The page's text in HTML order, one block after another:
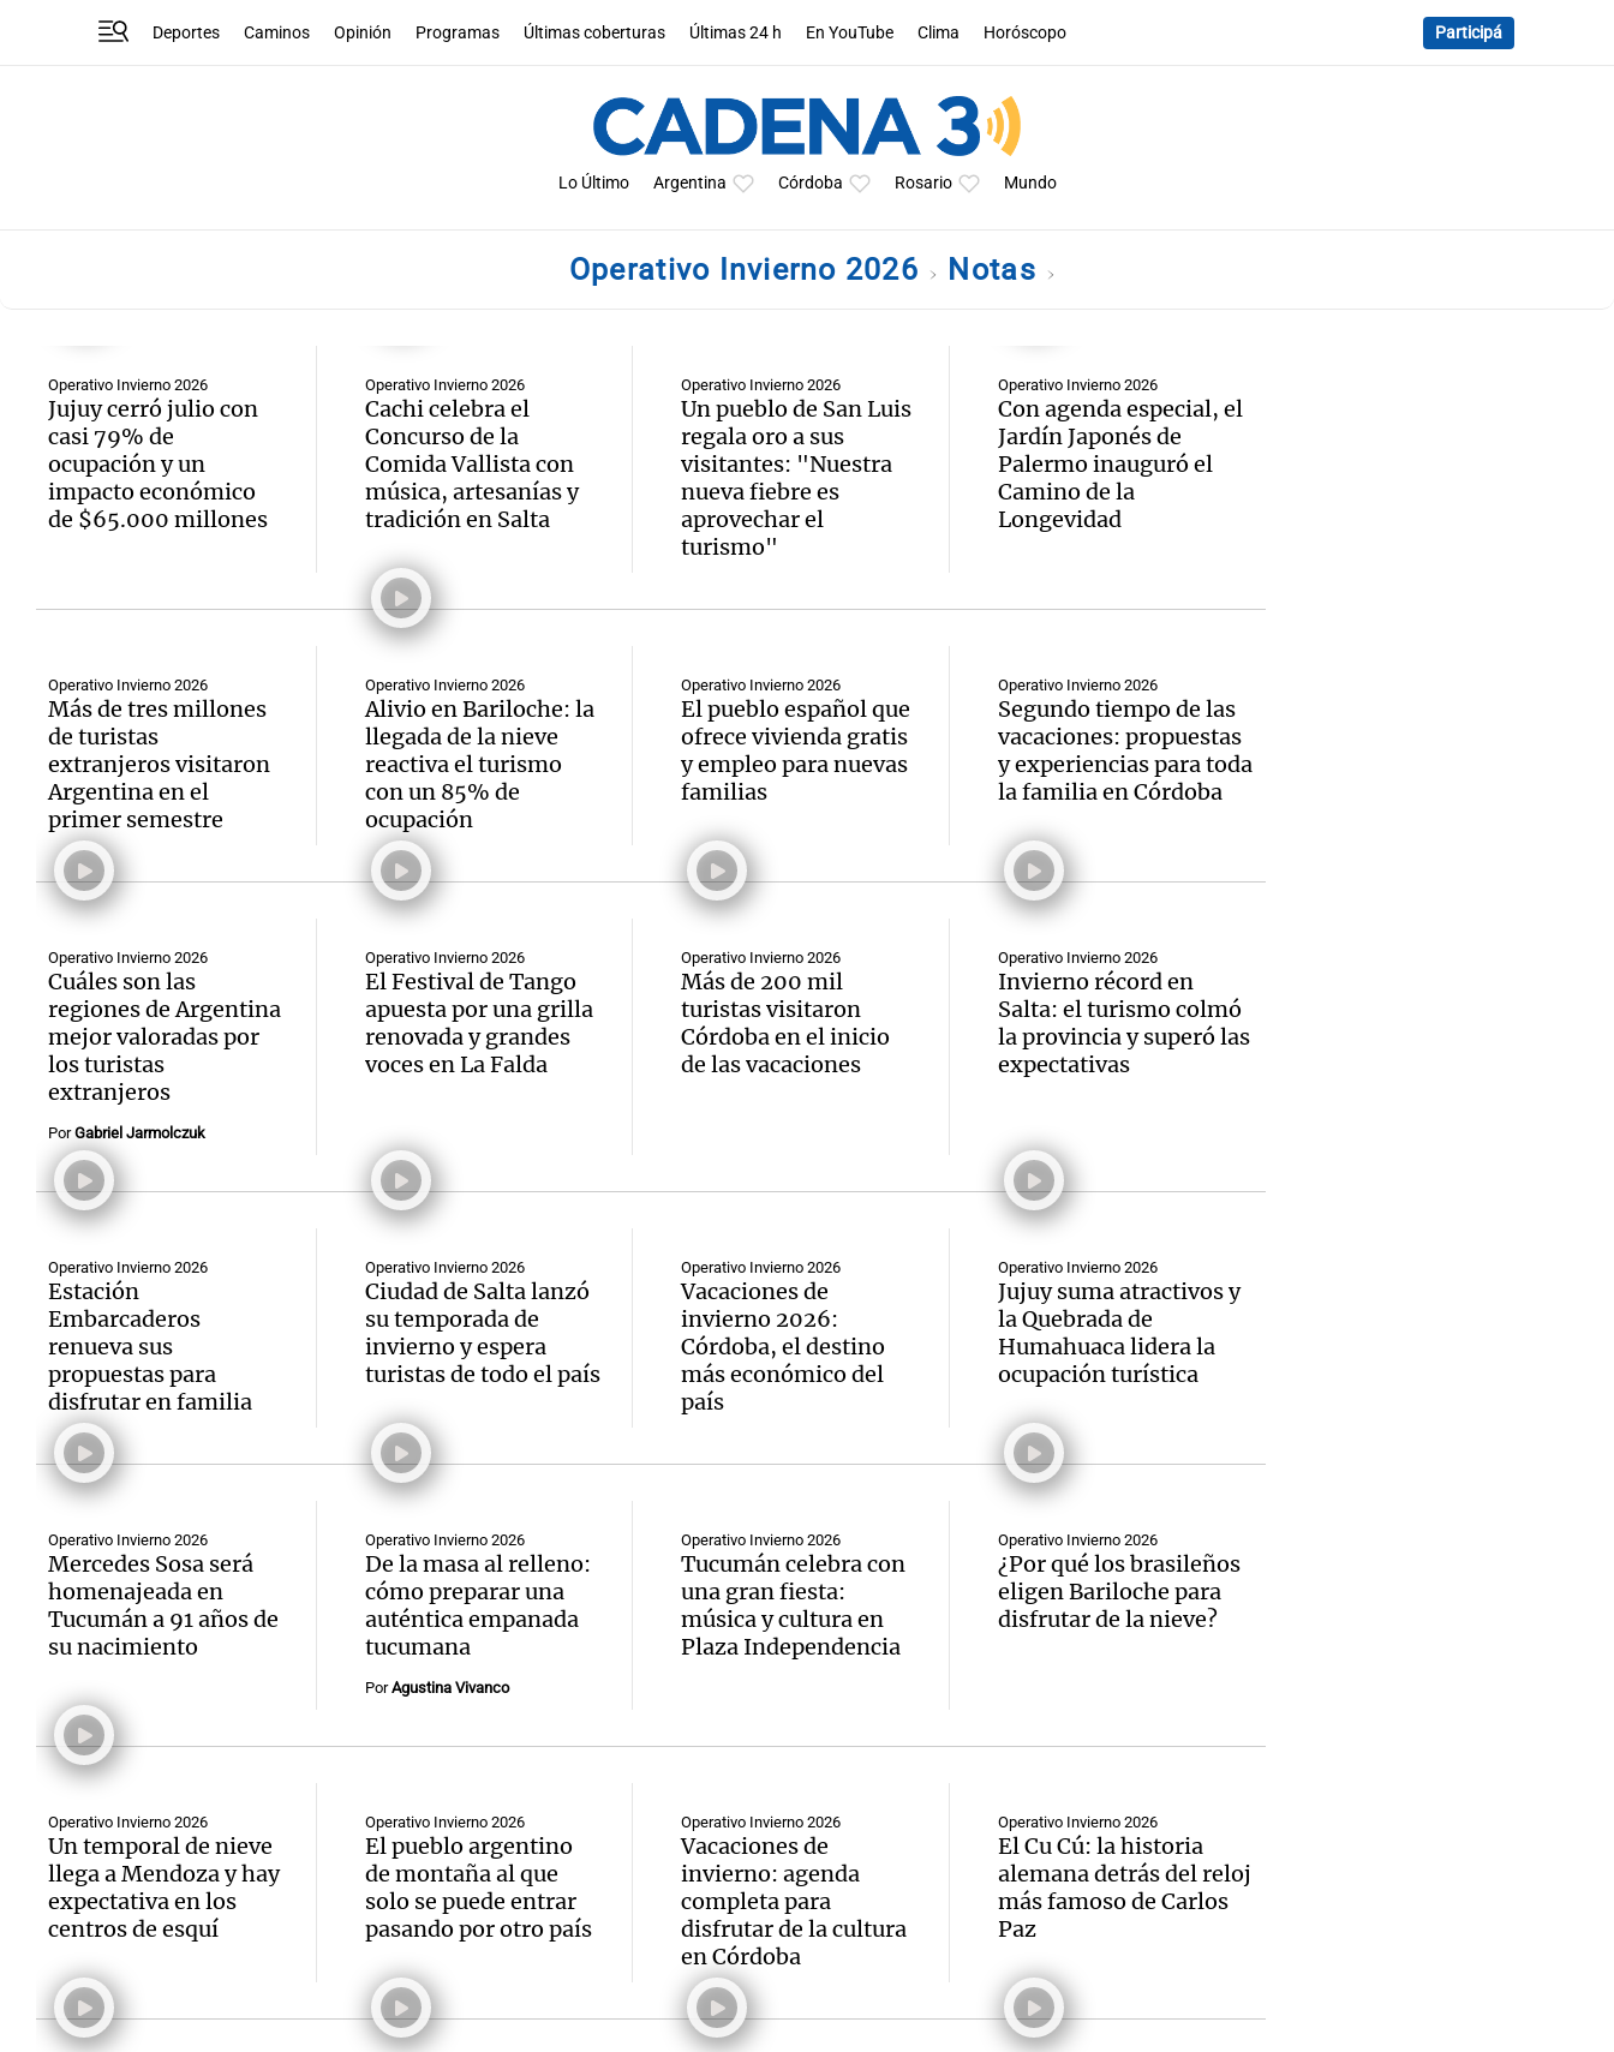
Deportes Caminos Opinión Programas Últimas coberturas Últimas 24 h En YouTube Clima Horóscopo Participá
Lo Último Argentina Córdoba Rosario Mundo
Operativo Invierno 2026 Notas
Operativo Invierno 2026
Jujuy cerró julio con
casi 79% de
ocupación y un
impacto económico
de $65.000 millones
Operativo Invierno 2026
Cachi celebra el
Concurso de la
Comida Vallista con
música, artesanías y
tradición en Salta
Operativo Invierno 2026
Un pueblo de San Luis
regala oro a sus
visitantes: "Nuestra
nueva fiebre es
aprovechar el
turismo"
Operativo Invierno 2026
Con agenda especial, el
Jardín Japonés de
Palermo inauguró el
Camino de la
Longevidad
Operativo Invierno 2026
Más de tres millones
de turistas
extranjeros visitaron
Argentina en el
primer semestre
Operativo Invierno 2026
Alivio en Bariloche: la
llegada de la nieve
reactiva el turismo
con un 85% de
ocupación
Operativo Invierno 2026
El pueblo español que
ofrece vivienda gratis
y empleo para nuevas
familias
Operativo Invierno 2026
Segundo tiempo de las
vacaciones: propuestas
y experiencias para toda
la familia en Córdoba
Operativo Invierno 2026
Cuáles son las
regiones de Argentina
mejor valoradas por
los turistas
extranjeros
PorGabriel Jarmolczuk
Operativo Invierno 2026
El Festival de Tango
apuesta por una grilla
renovada y grandes
voces en La Falda
Operativo Invierno 2026
Más de 200 mil
turistas visitaron
Córdoba en el inicio
de las vacaciones
Operativo Invierno 2026
Invierno récord en
Salta: el turismo colmó
la provincia y superó las
expectativas
Operativo Invierno 2026
Estación
Embarcaderos
renueva sus
propuestas para
disfrutar en familia
Operativo Invierno 2026
Ciudad de Salta lanzó
su temporada de
invierno y espera
turistas de todo el país
Operativo Invierno 2026
Vacaciones de
invierno 2026:
Córdoba, el destino
más económico del
país
Operativo Invierno 2026
Jujuy suma atractivos y
la Quebrada de
Humahuaca lidera la
ocupación turística
Operativo Invierno 2026
Mercedes Sosa será
homenajeada en
Tucumán a 91 años de
su nacimiento
Operativo Invierno 2026
De la masa al relleno:
cómo preparar una
auténtica empanada
tucumana
PorAgustina Vivanco
Operativo Invierno 2026
Tucumán celebra con
una gran fiesta:
música y cultura en
Plaza Independencia
Operativo Invierno 2026
¿Por qué los brasileños
eligen Bariloche para
disfrutar de la nieve?
Operativo Invierno 2026
Un temporal de nieve
llega a Mendoza y hay
expectativa en los
centros de esquí
Operativo Invierno 2026
El pueblo argentino
de montaña al que
solo se puede entrar
pasando por otro país
Operativo Invierno 2026
Vacaciones de
invierno: agenda
completa para
disfrutar de la cultura
en Córdoba
Operativo Invierno 2026
El Cu Cú: la historia
alemana detrás del reloj
más famoso de Carlos
Paz
Editorial
Notas
La Sole en Cadena 3 El huracán de Arequito Cadena 3 en Groenlandia